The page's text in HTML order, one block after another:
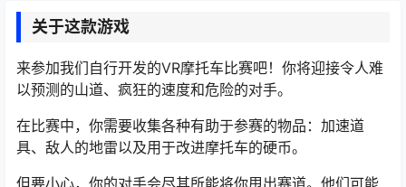
关于这款游戏
来参加我们自行开发的VR摩托车比赛吧！你将迎接令人难
以预测的山道、疯狂的速度和危险的对手。
在比赛中，你需要收集各种有助于参赛的物品：加速道
具、敌人的地雷以及用于改进摩托车的硬币。